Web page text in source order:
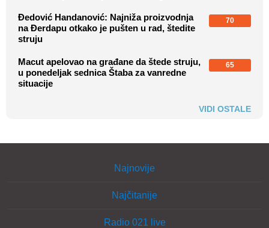
Đedović Handanović: Najniža proizvodnja
na Đerdapu otkako je pušten u rad, štedite
struju
70
Macut apelovao na građane da štede struju,
u ponedeljak sednica Štaba za vanredne
situacije
65
VIDI OSTALE
Najnovije
Najčitanije
Radio 021 live